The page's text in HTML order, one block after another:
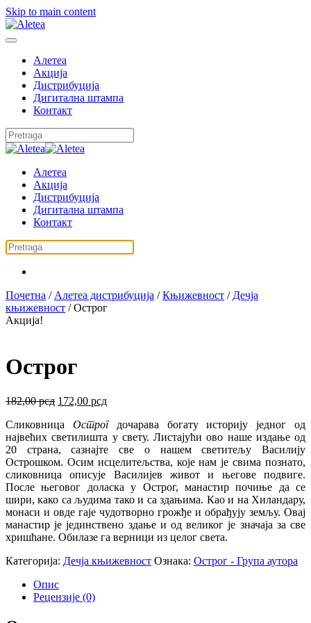
Skip to main content
Алетеа
Акција
Дистрибуција
Дигитална штампа
Контакт
Алетеа
Акција
Дистрибуција
Дигитална штампа
Контакт
Почетна / Алетеа дистрибуција /Књижевност / Дечја
књижевност / Острог
Акција!
Острог
182,00рсд Оригинална
је
била:
182,00 рсд.
172,00 рсдТренутна
је:
172,00 рсд.
Сликовница Острогдочарава богату историју једног од
највећих светилишта у свету. Листајући ово наше издање од
20 страна, сазнајте све о нашем светитељу Василију
Острошком. Осим исцелитељства, које нам је свима познато,
сликовница описује Василијев живот и његове подвиге.
После његовог доласка у Острог, манастир почиње да се
шири, како са људима тако и са здањима. Као и на Хиландару,
монаси и овде гаје чудотворно грожђе и обрађују земљу. Овај
манастир је јединствено здање и од великог је значаја за све
хришћане. Обилазе га верници из целог света.
Категорија: Дечја књижевност Ознака: Острог - Група аутора
Опис
Рецензије (0)